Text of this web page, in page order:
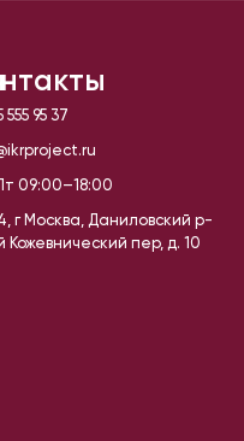
555 95 37
09:00–18:00
г Москва, Даниловский р-
Кожевнический пер, д. 10